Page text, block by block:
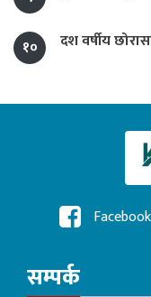
१० दश वर्षीय
Facebook
सम्पर्क